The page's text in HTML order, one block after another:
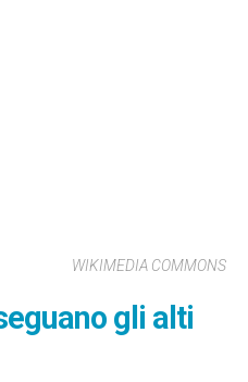
WIKIMEDIA COMMONS
gli alti